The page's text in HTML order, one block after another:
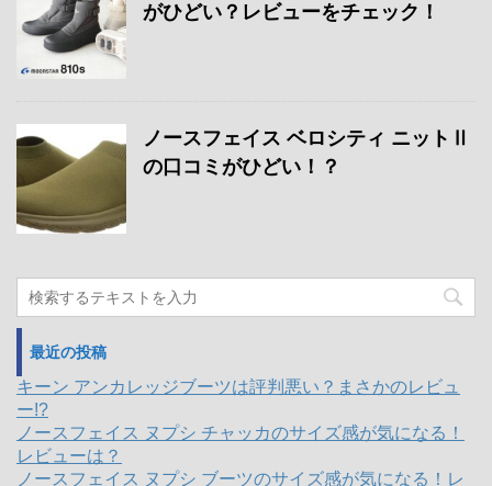
がひどい？レビューをチェック！
ノースフェイス ベロシティ ニットⅡ
の口コミがひどい！？
最近の投稿
キーン アンカレッジブーツは評判悪い？まさかのレビュ
ー!?
ノースフェイス ヌプシ チャッカのサイズ感が気になる！
レビューは？
ノースフェイス ヌプシ ブーツのサイズ感が気になる！レ